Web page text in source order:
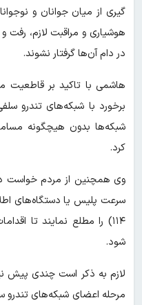
گیری از میان جوانان و
هوشیاری و مراقبت لازم، رفت
در دام آن‌ها گرفتار نشوند.
هاشمی با تاکید بر قاطعیت
برخورد با شبکه‌های تندرو
شبکه‌ها بدون هیچگونه
کرد.
وی همچنین از مردم خواست
۱۱۴) را مطلع نمایند تا
شود.
لازم به ذکر است چندی پیش
مرحله اعضای شبکه‌های تندرو